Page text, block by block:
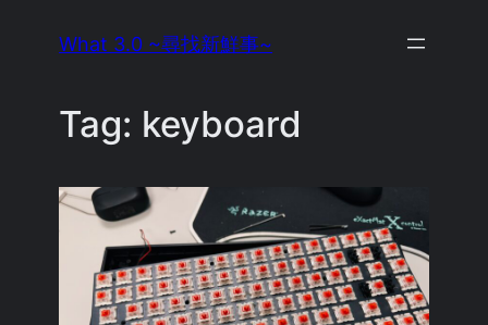
What 3.0 ~尋找新鮮事~
Tag: keyboard